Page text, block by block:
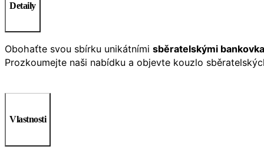
Detaily
Obohaťte svou sbírku unikátními sběratelskými
Prozkoumejte naši nabídku a objevte kouzlo
Vlastnosti